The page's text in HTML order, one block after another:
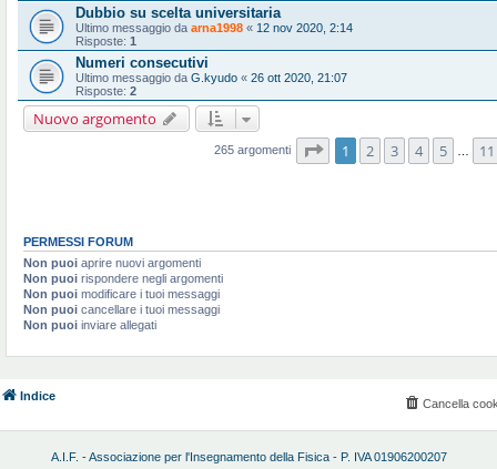
Dubbio su scelta universitaria
Ultimo messaggio da arna1998 « 12 nov 2020, 2:14
Risposte: 1
Numeri consecutivi
Ultimo messaggio da G.kyudo « 26 ott 2020, 21:07
Risposte: 2
Nuovo argomento
265 argomenti Pagina1 di11
1 2 3 4 5 11
PERMESSI FORUM
Non puoi aprire nuovi argomenti
Non puoi rispondere negli argomenti
Non puoi modificare i tuoi messaggi
Non puoi cancellare i tuoi messaggi
Non puoi inviare allegati
Indice
Cancella
A.I.F. - Associazione per l'Insegnamento della Fisica - P. IVA 01906200207